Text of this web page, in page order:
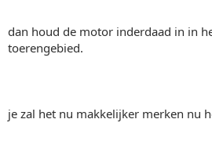
dan houd de motor inderdaad in in
toerengebied.
je zal het nu makkelijker merken nu